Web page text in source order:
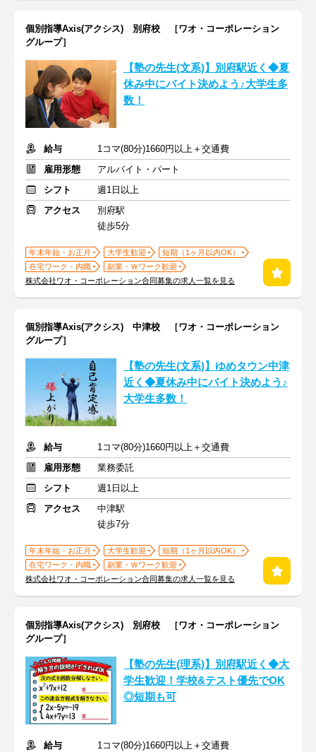
個別指導Axis(アクシス) 別府校 ［ワオ・コーポレーション
グループ］
【塾の先生(文系)】別府駅近く◆夏
休み中にバイト決めよう♪大学生多
数！
給与
1コマ(80分)1660円以上＋交通費
雇用形態
アルバイト・パート
シフト
週1日以上
アクセス
別府駅
徒歩5分
年末年始・お正月 大学生歓迎
短期（1ヶ月以内OK）
在宅ワーク・内職
副業・Ｗワーク歓迎
株式会社ワオ・コーポレーション合同募集の求人一覧を見る
個別指導Axis(アクシス) 中津校 ［ワオ・コーポレーション
グループ］
【塾の先生(文系)】ゆめタウン中津
近く◆夏休み中にバイト決めよう♪
大学生多数！
給与
1コマ(80分)1660円以上＋交通費
雇用形態
業務委託
シフト
週1日以上
アクセス
中津駅
徒歩7分
年末年始・お正月 大学生歓迎
短期（1ヶ月以内OK）
在宅ワーク・内職
副業・Ｗワーク歓迎
株式会社ワオ・コーポレーション合同募集の求人一覧を見る
個別指導Axis(アクシス) 別府校 ［ワオ・コーポレーション
グループ］
【塾の先生(理系)】別府駅近く◆大
学生歓迎！学校&テスト優先でOK
◎短期も可
給与
1コマ(80分)1660円以上＋交通費